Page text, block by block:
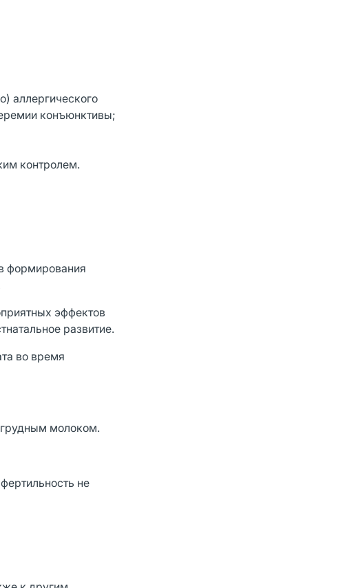
аллергического
конъюнктивы;
контролем.
формирования
эффектов
развитие.
во время
грудным молоком.
не